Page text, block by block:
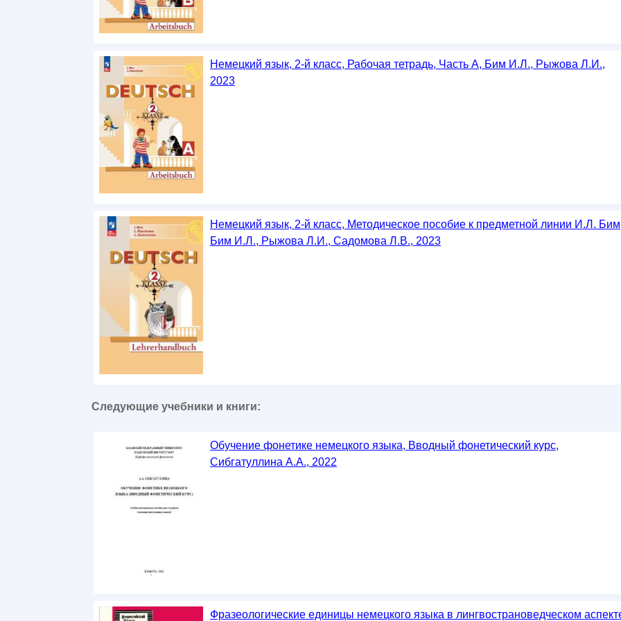
Немецкий язык, 2-й класс, Рабочая тетрадь, Часть А, Бим И.Л., Рыжова Л.И.,
2023
Немецкий язык, 2-й класс, Методическое пособие к предметной линии И.Л.
Бим И.Л., Рыжова Л.И., Садомова Л.В., 2023
Следующие учебники и книги:
Обучение фонетике немецкого языка, Вводный фонетический курс,
Сибгатуллина А.А., 2022
Фразеологические единицы немецкого языка в лингвострановедческом